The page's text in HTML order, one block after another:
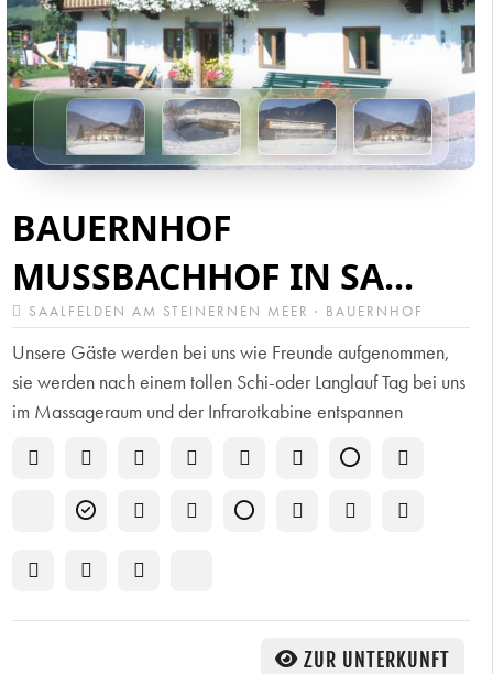
BAUERNHOF
MUSSBACHHOF IN SA...
SAALFELDEN AM STEINERNEN MEER · BAUERNHOF
Unsere Gäste werden bei uns wie Freunde aufgenommen,
sie werden nach einem tollen Schi-oder Langlauf Tag bei uns
im Massageraum und der Infrarotkabine entspannen
ZUR UNTERKUNFT